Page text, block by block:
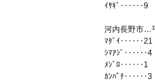
ｲｻｷﾞ‥‥‥9
河内長野市…
ﾏﾀﾞｲ‥‥‥21
ｼﾏｱｼﾞ‥‥‥4
ﾒｼﾞﾛ‥‥‥1
ｶﾝﾊﾟﾁ‥‥‥3